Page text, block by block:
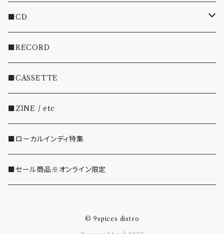
■CD
・INDIE
・EMO/PUNK/POST HC
・SHOEGAZE/DREAMPOP/POST ROCK
・OTHER(LOUD/JUNK/RAP/ etc...)
■RECORD
■CASSETTE
■ZINE / etc
■ローカルインディ特集
■セール商品※オンライン限定
© 9spices distro